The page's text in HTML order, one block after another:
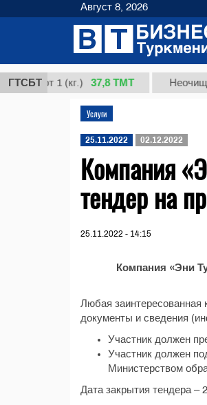
ГТСБТ
сорт 1 (кг.) 37,8 ТМТ
Услуги
25.11.2022 02.12.2022
Компания
тендер на
25.11.2022 - 14:15
Компания «Эни
Любая заинтересованная
документы и сведения
Участник должен
Участник должен
Министерством
Дата закрытия тендера –
Август 8, 2026